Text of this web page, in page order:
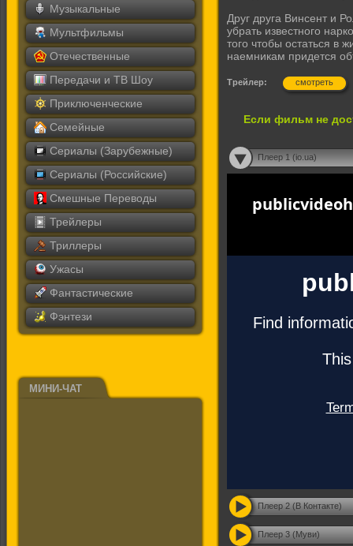
Музыкальные
Мультфильмы
Отечественные
Передачи и ТВ Шоу
Приключенческие
Семейные
Сериалы (Зарубежные)
Сериалы (Российские)
Смешные Переводы
Трейлеры
Триллеры
Ужасы
Фантастические
Фэнтези
МИНИ-ЧАТ
Друг друга Винсент и
убрать известного
того чтобы остаться в
наемникам придется
Трейлер: смотреть
Если фильм не
Плеер 1 (io.ua)
Плеер 2 (В Контакте)
Плеер 3 (Муви)